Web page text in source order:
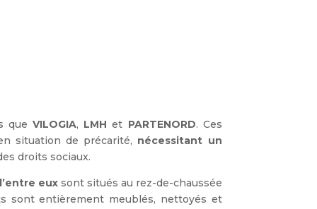
queVILOGIA, LMH et PARTENORD. Ces
situation de précarité, nécessitant un
droits sociaux.
euxsont situés au rez-de-chaussée
sont entièrement meublés, nettoyés et